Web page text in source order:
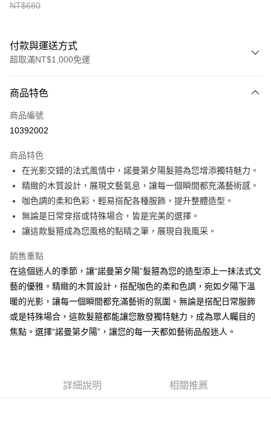
NT$680
付款與運送方式
超取滿NT$1,000免運
信用卡一次付款
Apple Pay
悠遊付
ATM付款
運送方式
每筆NT$100，滿NT$1,000(含以上)免運費
付款後7-11純取貨
宅配
每筆NT$100，滿NT$1,000(含以上)免運費
商品特色
商品編號
10392002
商品特色
在光影交錯的法式風情中，諾曼第夕陽髮箍為您增添獨特魅力。
精緻的木質設計，展現文藝氣息，讓每一個瞬間都充滿藝術感。
咖色調的柔和色彩，輕易搭配各種服飾，提升整體造型。
無論是日常穿搭或特殊場合，皆是完美的選擇。
讓這款髮箍成為您風格的點睛之筆，展現自我風采。
銷售重點
在這個迷人的季節，讓“諾曼第夕陽”髮箍為您的造型添上一抹法式文
藝的優雅。精緻的木質設計，搭配咖色的柔和色調，宛如夕陽下溫
暖的光影，讓每一個瞬間都充滿藝術的氛圍。無論是搭配日常服飾
或是特殊場合，這款髮箍都能讓您散發獨特魅力，成為眾人矚目的
焦點。選擇“諾曼第夕陽”，讓您的每一天都如藝術品般迷人。
詳細說明 相關推薦